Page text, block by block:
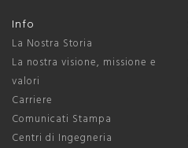
Info
La Nostra Storia
La nostra visione, missione e
valori
Carriere
Comunicati Stampa
Centri di Ingegneria